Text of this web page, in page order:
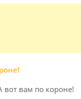
вот вам по короне!